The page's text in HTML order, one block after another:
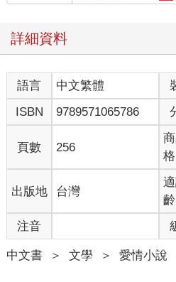
來，嘴角弧度勾勒成美麗笑容。
女的人都會心動。
「項微心，妳還在吃啊！？」
「會越吃越胖喔。」
窗戶外傳來兩個一模一樣的聲音，
這喊著。
「做什麼？今天不是不用晨練嗎？
雖然我們班有方琦然這位絕世美女
但是花朵姊妹也僅是遜色我們一點
那空靈的模樣，隨隨便便就是倩女幽
「我不敢相信，妳是忘了嗎？」百
「身為貪吃鬼金牛座一員，妳居然
翻白眼。
啊……
詳細資料
語言 中文繁體
ISBN
9789571065786
頁數 256
格
出版地 台灣
齡
注音
中文書 ＞ 文學 ＞ 愛情小說